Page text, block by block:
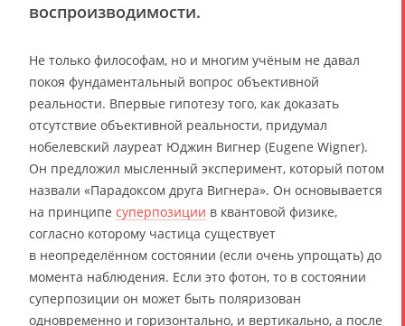
воспроизводимости.
Не только философам, но и многим учёным не давал
покоя фундаментальный вопрос объективной
реальности. Впервые гипотезу того, как доказать
отсутствие объективной реальности, придумал
нобелевский лауреат Юджин Вигнер (Eugene Wigner).
Он предложил мысленный эксперимент, который потом
назвали «Парадоксом друга Вигнера». Он основывается
на принципе суперпозиции в квантовой физике,
согласно которому частица существует
в неопределённом состоянии (если очень упрощать) до
момента наблюдения. Если это фотон, то в состоянии
суперпозиции он может быть поляризован
одновременно и горизонтально, и вертикально, а после